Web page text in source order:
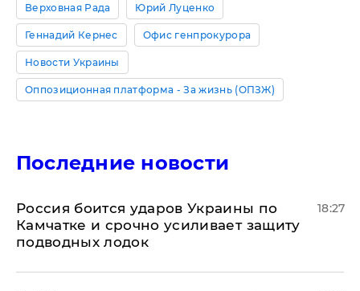
Верховная Рада Юрий Луценко
Геннадий Кернес Офис генпрокурора
Новости Украины
Оппозиционная платформа - За жизнь (ОПЗЖ)
Последние новости
Россия боится ударов Украины по
Камчатке и срочно усиливает защиту
подводных лодок
18:27